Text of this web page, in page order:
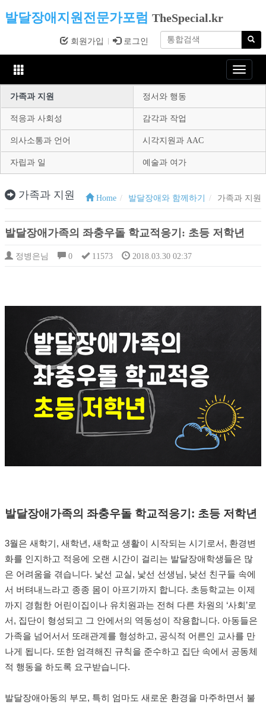
발달장애지원전문가포럼 TheSpecial.kr
회원가입 로그인
Toggle
가족과 지원
정서와 행동
적응과 사회성 감각과 작업
의사소통과 언어 시각지원과 AAC
자립과 일 예술과 여가
가족과 지원 Home 발달장애와 함께하기 가족과 지원
발달장애가족의 좌충우돌 학교적응기: 초등 저학년
정병은님 0 11573 2018.03.30 02:37
발달장애가족의 좌충우돌 학교적응기: 초등 저학년
3월은 새학기, 새학년, 새학교 생활이 시작되는 시기로서, 환경변
화를 인지하고 적응에 오랜 시간이 걸리는 발달장애학생들은 많
은 어려움을 겪습니다. 낯선 교실, 낯선 선생님, 낮선 친구들 속에
서 버텨내느라고 종종 몸이 아프기까지 합니다. 초등학교는 이제
까지 경험한 어린이집이나 유치원과는 전혀 다른 차원의 ‘사회’로
서, 집단이 형성되고 그 안에서의 역동성이 작용합니다. 아동들은
가족을 넘어서서 또래관계를 형성하고, 공식적 어른인 교사를 만
나게 됩니다. 또한 엄격해진 규칙을 준수하고 집단 속에서 공동체
적 행동을 하도록 요구받습니다.
발달장애아동의 부모, 특히 엄마도 새로운 환경을 마주하면서 불